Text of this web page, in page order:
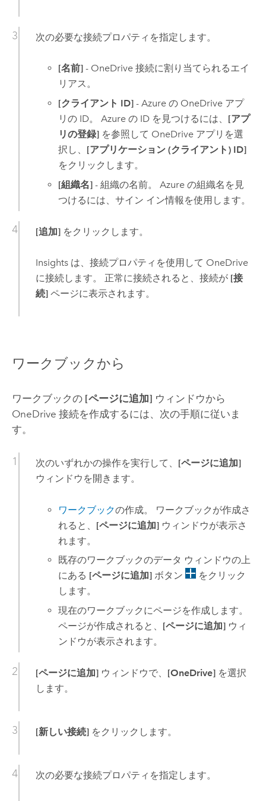
次の必要な接続プロパティを指定します。
[名前] - OneDrive 接続に割り当てられるエイ
リアス。
[クライアント ID] -Azure の OneDrive アプ
リの ID。Azure の ID を見つけるには、 [アプ
リの登録] を参照して OneDrive アプリを選
択し、 [アプリケーション (クライアント) ID]
をクリックします。
[組織名] - 組織の名前。Azure の組織名を見
つけるには、サイン イン情報を使用します。
[追加]をクリックします。
Insightsは、接続プロパティを使用して OneDrive
に接続します。 正常に接続されると、接続が [接
続]ページに表示されます。
ワークブックから
ワークブックの [ページに追加] ウィンドウから
OneDrive 接続を作成するには、次の手順に従いま
す。
次のいずれかの操作を実行して、 [ページに追加]
ウィンドウを開きます。
ワークブックの作成。 ワークブックが作成さ
れると、 [ページに追加] ウィンドウが表示さ
れます。
既存のワークブックのデータ ウィンドウの上
にある [ページに追加] ボタン
をクリック
します。
現在のワークブックにページを作成します。
ページが作成されると、 [ページに追加] ウィ
ンドウが表示されます。
[ページに追加]ウィンドウで、 [OneDrive]を選択
します。
[新しい接続]をクリックします。
次の必要な接続プロパティを指定します。